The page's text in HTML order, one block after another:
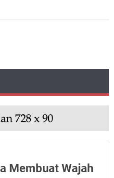
Membuat Wajah